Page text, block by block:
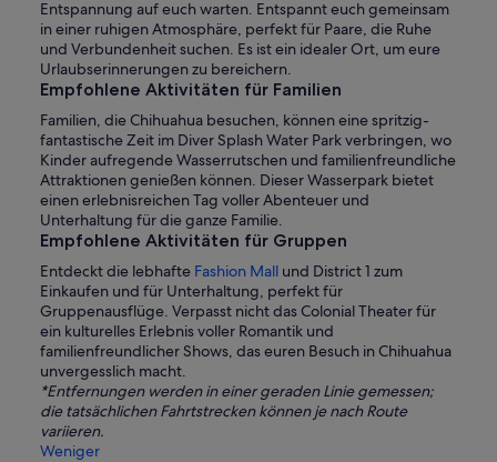
Entspannung auf euch warten. Entspannt euch gemeinsam
in einer ruhigen Atmosphäre, perfekt für Paare, die Ruhe
und Verbundenheit suchen. Es ist ein idealer Ort, um eure
Urlaubserinnerungen zu bereichern.
Empfohlene Aktivitäten für Familien
Familien, die Chihuahua besuchen, können eine spritzig-
fantastische Zeit im Diver Splash Water Park verbringen, wo
Kinder aufregende Wasserrutschen und familienfreundliche
Attraktionen genießen können. Dieser Wasserpark bietet
einen erlebnisreichen Tag voller Abenteuer und
Unterhaltung für die ganze Familie.
Empfohlene Aktivitäten für Gruppen
Entdeckt die lebhafte Fashion Mall und District 1 zum
Einkaufen und für Unterhaltung, perfekt für
Gruppenausflüge. Verpasst nicht das Colonial Theater für
ein kulturelles Erlebnis voller Romantik und
familienfreundlicher Shows, das euren Besuch in Chihuahua
unvergesslich macht.
*Entfernungen werden in einer geraden Linie gemessen;
die tatsächlichen Fahrtstrecken können je nach Route
variieren.
Weniger